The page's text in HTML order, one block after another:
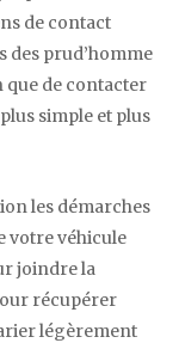
de contact
des prud’homme
que de contacter
simple et plus
les démarches
votre véhicule
joindre la
récupérer
légèrement